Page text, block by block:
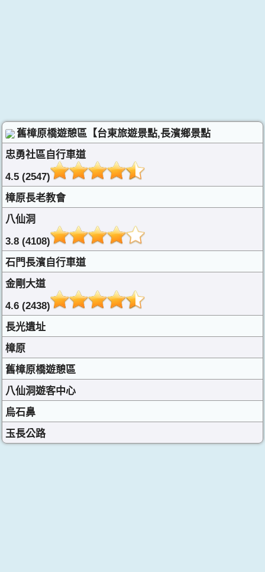
舊樟原橋遊憩區【台東旅遊景點,長濱鄉景點
忠勇社區自行車道
4.5 (2547)
樟原長老教會
八仙洞
3.8 (4108)
石門長濱自行車道
金剛大道
4.6 (2438)
長光遺址
樟原
舊樟原橋遊憩區
八仙洞遊客中心
烏石鼻
玉長公路